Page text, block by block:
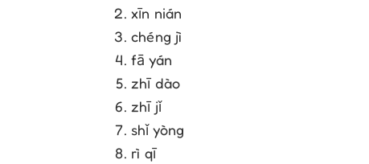
xīn nián
chéng jì
fā yán
zhī dào
zhī jǐ
shǐ yòng
rì qī